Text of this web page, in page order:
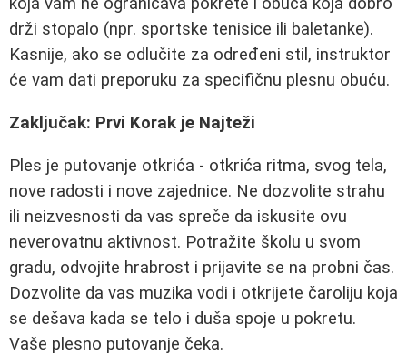
drži stopalo (npr. sportske tenisice ili baletanke).
Kasnije, ako se odlučite za određeni stil, instruktor
će vam dati preporuku za specifičnu plesnu obuću.
Zaključak: Prvi Korak je Najteži
Ples je putovanje otkrića - otkrića ritma, svog tela,
nove radosti i nove zajednice. Ne dozvolite strahu
ili neizvesnosti da vas spreče da iskusite ovu
neverovatnu aktivnost. Potražite školu u svom
gradu, odvojite hrabrost i prijavite se na probni čas.
Dozvolite da vas muzika vodi i otkrijete čaroliju koja
se dešava kada se telo i duša spoje u pokretu.
Vaše plesno putovanje čeka.